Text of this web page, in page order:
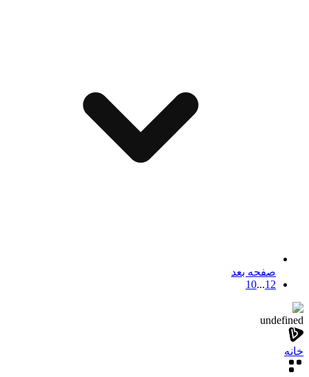
صفحه بعد
12
...
10
undefined
خانه